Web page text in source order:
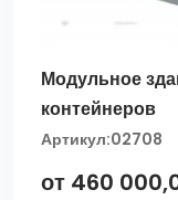
Модульное
контейнеров
Артикул:02708
от 460